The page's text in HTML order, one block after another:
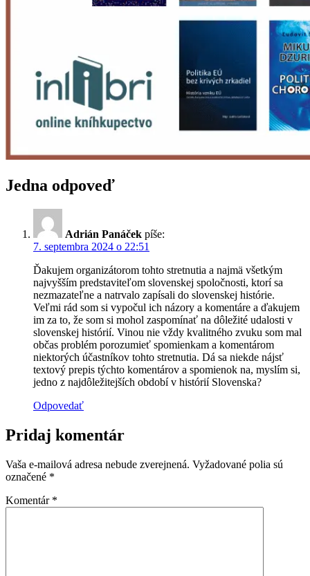
Jedna odpoveď
Adrián Panáček píše:
7. septembra 2024 o 22:51
Ďakujem organizátorom tohto stretnutia a najmä všetkým
najvyšším predstaviteľom slovenskej spoločnosti, ktorí sa
nezmazateľne a natrvalo zapísali do slovenskej histórie.
Veľmi rád som si vypočul ich názory a komentáre a ďakujem
im za to, že som si mohol zaspomínať na dôležité udalosti v
slovenskej histórií. Vinou nie vždy kvalitného zvuku som mal
občas problém porozumieť spomienkam a komentárom
niektorých účastníkov tohto stretnutia. Dá sa niekde nájsť
textový prepis týchto komentárov a spomienok na, myslím si,
jedno z najdôležitejších období v histórií Slovenska?
Odpovedať
Pridaj komentár
Vaša e-mailová adresa nebude zverejnená. Vyžadované polia sú
označené *
Komentár *